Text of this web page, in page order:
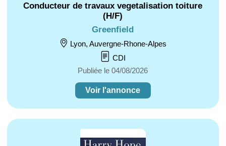
Conducteur de travaux vegetalisation toiture
(H/F)
Greenfield
Lyon, Auvergne-Rhone-Alpes
CDI
Publiée le 04/08/2026
Voir l'annonce